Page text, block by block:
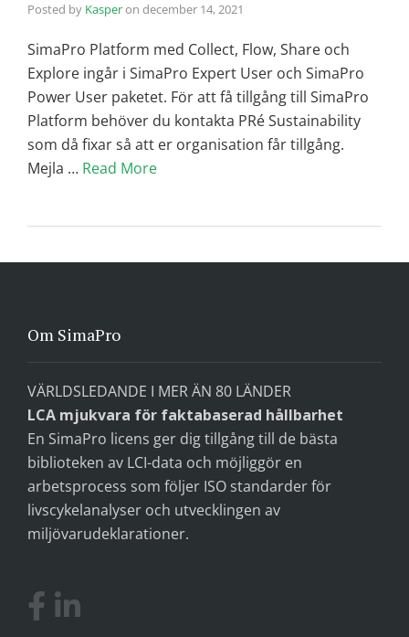
Posted by Kasperon december 14, 2021
SimaPro Platform med Collect, Flow, Share och
Explore ingår i SimaPro Expert User och SimaPro
Power User paketet. För att få tillgång till SimaPro
Platform behöver du kontakta PRé Sustainability
som då fixar så att er organisation får tillgång.
Mejla … Read More
Om SimaPro
VÄRLDSLEDANDE I MER ÄN 80 LÄNDER
LCA mjukvara för faktabaserad hållbarhet
En SimaPro licens ger dig tillgång till de bästa
biblioteken av LCI-data och möjliggör en
arbetsprocess som följer ISO standarder för
livscykelanalyser och utvecklingen av
miljövarudeklarationer.